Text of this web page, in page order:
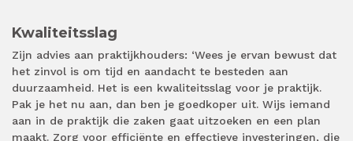
Kwaliteitsslag
Zijn advies aan praktijkhouders: ‘Wees je ervan bewust dat
het zinvol is om tijd en aandacht te besteden aan
duurzaamheid. Het is een kwaliteitsslag voor je praktijk.
Pak je het nu aan, dan ben je goedkoper uit. Wijs iemand
aan in de praktijk die zaken gaat uitzoeken en een plan
maakt. Zorg voor efficiënte en effectieve investeringen, die